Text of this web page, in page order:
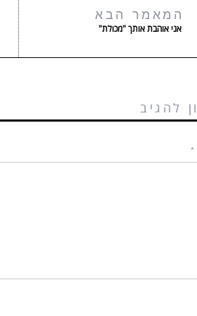
המאמר הבא
אני אוהבת אותך "מכולת"
להגיב
*